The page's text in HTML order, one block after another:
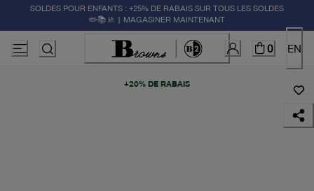
SOLDES POUR ENFANTS : +25% DE RABAIS SUR TOUS LES SOLDES
✏️📚🚸 | MAGASINER MAINTENANT
0 EN
+20% DE RABAIS